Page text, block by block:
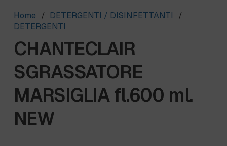
Home / DETERGENTI / DISINFETTANTI
/
DETERGENTI
CHANTECLAIR
SGRASSATORE
MARSIGLIA fl.600 ml.
NEW